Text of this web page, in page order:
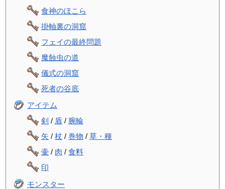
食神のほこら
掛軸裏の洞窟
フェイの最終問題
魔蝕虫の道
儀式の洞窟
死者の谷底
アイテム
剣 / 盾 / 腕輪
矢 /杖 /巻物 /草・種
壷 / 肉 /食料
印
モンスター